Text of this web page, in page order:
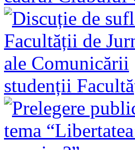
studenții